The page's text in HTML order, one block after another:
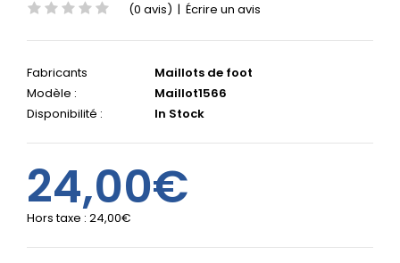
(0 avis) | Écrire un avis
Fabricants
Maillots de foot
Modèle :
Maillot1566
Disponibilité :
In Stock
24,00€
Hors taxe : 24,00€